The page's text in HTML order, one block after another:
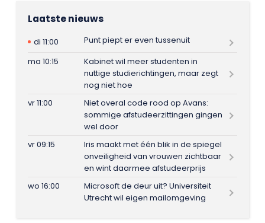
Laatste nieuws
di 11:00
Punt piept er even tussenuit
ma 10:15
Kabinet wil meer studenten in
nuttige studierichtingen, maar zegt
nog niet hoe
vr 11:00
Niet overal code rood op Avans:
sommige afstudeerzittingen gingen
wel door
vr 09:15
Iris maakt met één blik in de spiegel
onveiligheid van vrouwen zichtbaar
en wint daarmee afstudeerprijs
wo 16:00
Microsoft de deur uit? Universiteit
Utrecht wil eigen mailomgeving